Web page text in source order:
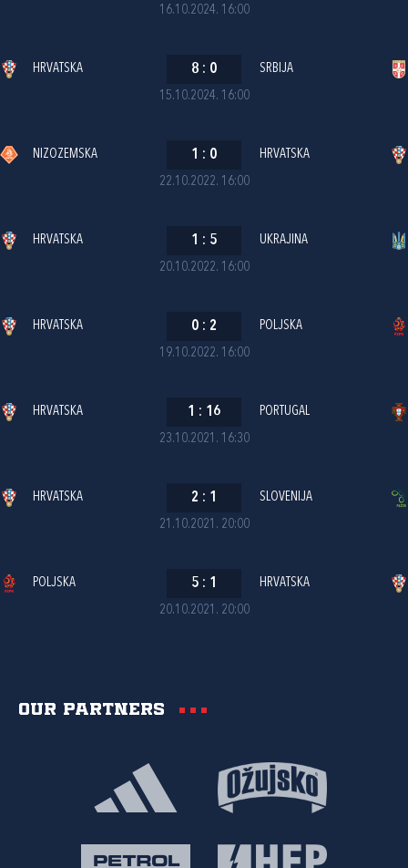
16.10.2024. 16:00
15.10.2024. 16:00
HRVATSKA 8 : 0 SRBIJA
22.10.2022. 16:00
NIZOZEMSKA 1 : 0 HRVATSKA
20.10.2022. 16:00
HRVATSKA 1 : 5 UKRAJINA
19.10.2022. 16:00
HRVATSKA 0 : 2 POLJSKA
23.10.2021. 16:30
HRVATSKA 1 : 16 PORTUGAL
21.10.2021. 20:00
HRVATSKA 2 : 1 SLOVENIJA
20.10.2021. 20:00
POLJSKA 5 : 1 HRVATSKA
Our partners